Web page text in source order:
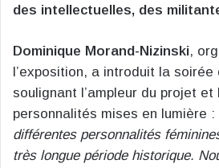
des intellectuelles, des
Dominique Morand-Nizinski,
l’exposition, a introduit la
soulignant l’ampleur du projet
personnalités mises en lumière :
différentes personnalités
très longue période historique.